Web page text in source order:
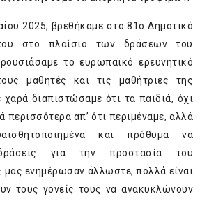
2025, βρεθήκαμε στο 81ο Δημοτικό
στο πλαίσιο των δράσεων του
το ευρωπαϊκό ερευνητικό
μαθητές και τις μαθήτριες της
διαπιστώσαμε ότι τα παιδιά, όχι
περισσότερα απ’ ότι περιμέναμε, αλλά
και πρόθυμα να
για την προστασία του
ενημέρωσαν άλλωστε, πολλά είναι
τους γονείς τους να ανακυκλώνουν